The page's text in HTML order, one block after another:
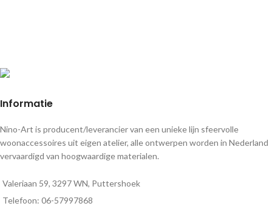
Informatie
Nino-Art is producent/leverancier van een unieke lijn sfeervolle
woonaccessoires uit eigen atelier, alle ontwerpen worden in Nederland
vervaardigd van hoogwaardige materialen.
Valeriaan 59, 3297 WN, Puttershoek
Telefoon: 06-57997868